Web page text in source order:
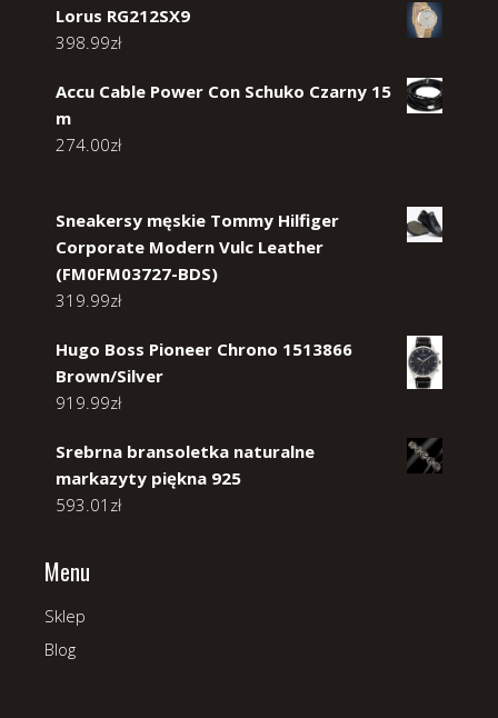
Lorus RG212SX9
398.99zł
Accu Cable Power Con Schuko Czarny 15
m
274.00zł
Sneakersy męskie Tommy Hilfiger
Corporate Modern Vulc Leather
(FM0FM03727-BDS)
319.99zł
Hugo Boss Pioneer Chrono 1513866
Brown/Silver
919.99zł
Srebrna bransoletka naturalne
markazyty piękna 925
593.01 zł
Menu
Sklep
Blog